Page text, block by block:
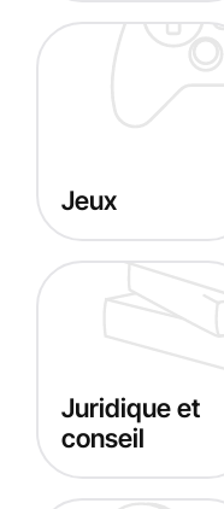
Jeux
Juridique et
conseil